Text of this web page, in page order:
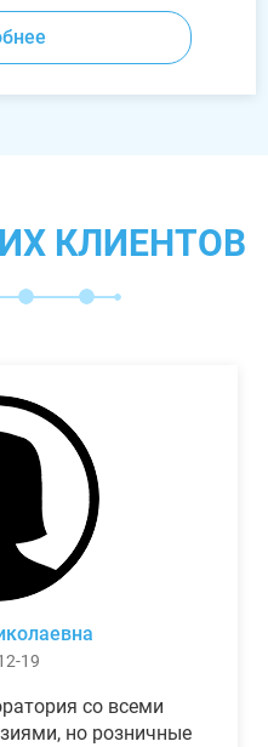
КЛИЕНТОВ
19
со всеми
но розничные